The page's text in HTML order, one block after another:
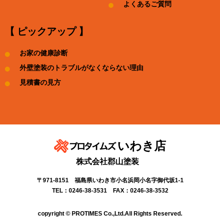
よくあるご質問
【 ピックアップ 】
お家の健康診断
外壁塗装のトラブルがなくならない理由
見積書の見方
いわき店
株式会社郡山塗装
〒971-8151 福島県いわき市小名浜岡小名字御代坂1-1
TEL：0246-38-3531 FAX：0246-38-3532
copyright © PROTIMES Co.,Ltd.All Rights Reserved.